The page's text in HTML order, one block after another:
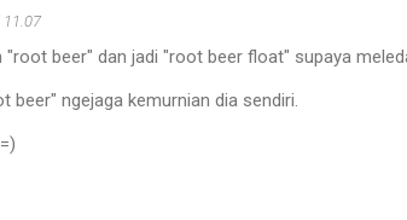
11.07
beer" dan jadi "root beer float" supaya
beer" ngejaga kemurnian dia sendiri.